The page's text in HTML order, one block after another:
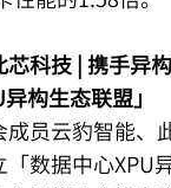
科技 | 携手异
构生态联盟」
员云豹智能、
数据中心XPU